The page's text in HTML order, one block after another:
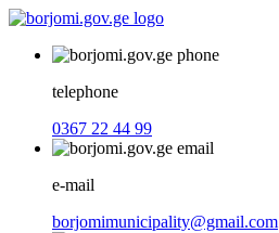
telephone
0367 22 44 99
e-mail
borjomimunicipality@gmail.com